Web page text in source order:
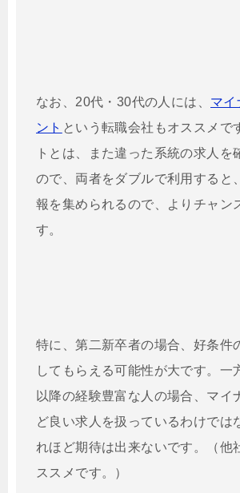
なお、20代・30代の人には、 マイ
ント という転職会社もオススメで
トとは、また違った系統の求人を
ので、両者をダブルで利用すると
報を集められるので、よりチャン
す。
特に、第二新卒者の場合、好条件
してもらえる可能性が大です。一
以降の経験豊富な人の場合、マイ
ど良い求人を扱っているわけでは
れほど期待は出来ないです。（他
ススメです。）